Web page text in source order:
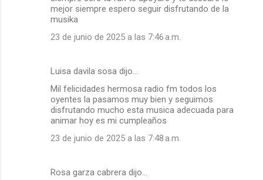
mejor siempre espero seguir disfrutando de la
musika
23 de junio de 2025 a las 7:46 a.m.
Luisa davila sosa dijo…
Mil felicidades hermosa radio fm todos los
oyentes la pasamos muy bien y seguimos
disfrutando mucho esta musica adecuada para
animar hoy es mi cumpleaños
23 de junio de 2025 a las 7:48 a.m.
Rosa garza cabrera dijo…